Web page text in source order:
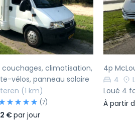
Suivant
couchages, climatisation,
vélos, panneau solaire
(1 km)
(7)
€par jour
4p
4
Loué 4
À partir